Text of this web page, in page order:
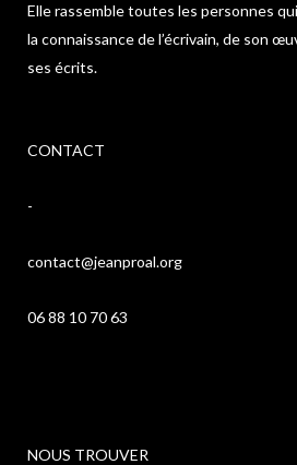
Elle rassemble toutes les personnes
la connaissance de l’écrivain, de son
ses écrits.
CONTACT
-
contact@jeanproal.org
06 88 10 70 63
NOUS TROUVER